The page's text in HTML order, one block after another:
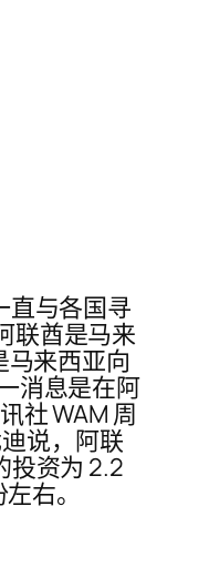
直与各国寻
联酋是马来
来西亚向
消息是在阿
社 WAM 周
说，阿联
投资为 2.2
右。